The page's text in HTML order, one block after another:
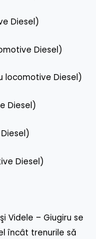
Diesel)
Diesel)
locomotive Diesel)
Diesel)
Diesel)
Videle – Giugiru se
încât trenurile să